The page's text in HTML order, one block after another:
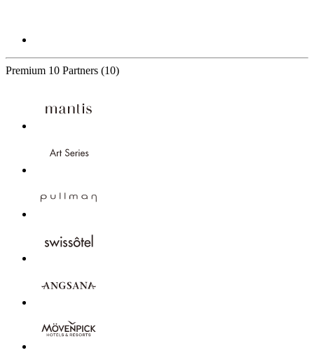
Premium 10 Partners (10)